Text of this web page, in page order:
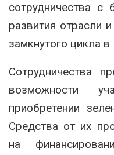
сотрудничества с
развития отрасли
замкнутого цикла
Сотрудничества
возможности
приобретении
Средства от их
на